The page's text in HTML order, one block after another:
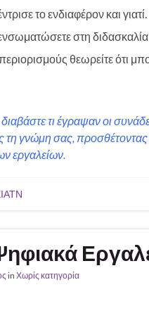
το ενδιαφέρον και γιατί.
στη
θεωρείτε ότι
τι έγραψαν οι
τη γνώμη σας,
εργαλείων.
in Χωρίς κατηγορία